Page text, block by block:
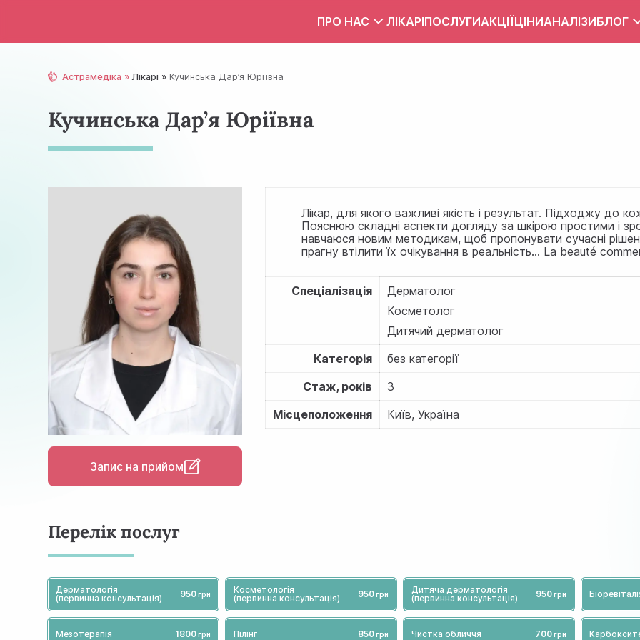
ПРО НАС ЛІКАРІПОСЛУГИАКЦІЇЦІНИАНАЛІЗИБЛОГ
Астрамедіка Лікарі Кучинська Дар’я Юріївна
Кучинська Дар’я Юріївна
Запис на прийом
Лікар, для якого важливі якість і результат. Підходжу до
Пояснюю складні аспекти догляду за шкірою простими і
навчаюся новим методикам, щоб пропонувати сучасні
прагну втілити їх очікування в реальність... La beauté
Спеціалізація
Дерматолог
Косметолог
Дитячий дерматолог
Категорія
без категорії
Стаж, років
3
Місцеположення
Київ, Україна
Перелік послуг
Дерматологія
(первинна консультація)
950
Косметологія
(первинна консультація)
950
Дитяча дерматологія
(первинна консультація)
950
Мезотерапія 1800 Пілінг 850 Чистка обличчя 700